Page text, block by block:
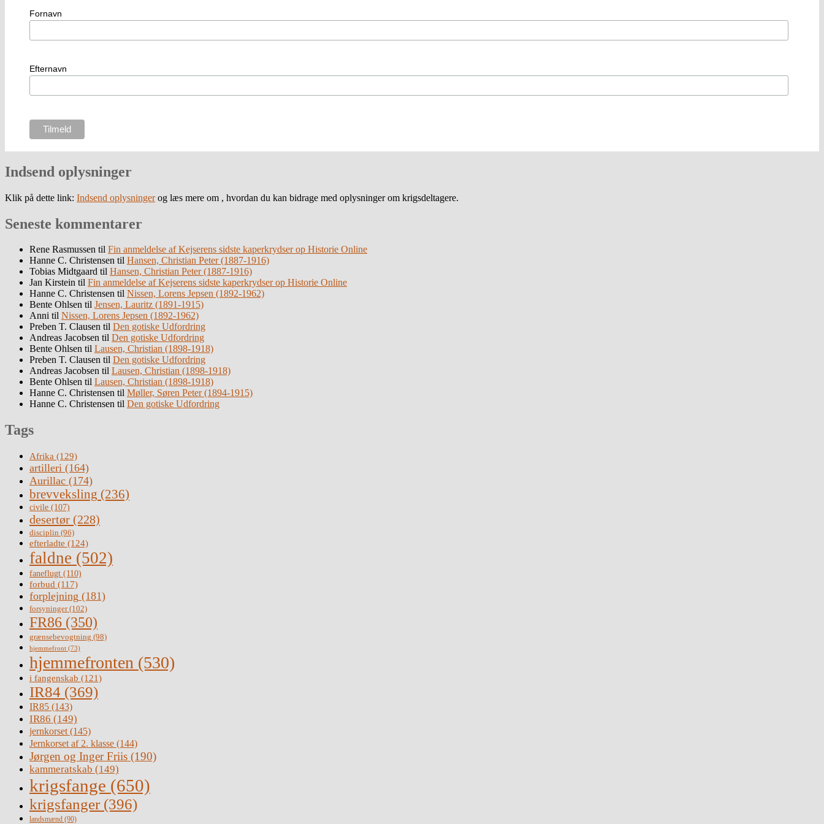
Fornavn
Efternavn
Indsend oplysninger
Klik på dette link: Indsend oplysningerog læs mere om , hvordan du kan bidrage med oplysninger om krigsdeltagere.
Seneste kommentarer
Rene Rasmussen til Fin anmeldelse af Kejserens sidste kaperkrydser op Historie Online
Hanne C. Christensen til Hansen, Christian Peter (1887-1916)
Tobias Midtgaard til Hansen, Christian Peter (1887-1916)
Jan Kirstein til Fin anmeldelse af Kejserens sidste kaperkrydser op Historie Online
Hanne C. Christensen til Nissen, Lorens Jepsen (1892-1962)
Bente Ohlsen til Jensen, Lauritz (1891-1915)
Anni til Nissen, Lorens Jepsen (1892-1962)
Preben T. Clausen til Den gotiske Udfordring
Andreas Jacobsen til Den gotiske Udfordring
Bente Ohlsen til Lausen, Christian (1898-1918)
Preben T. Clausen til Den gotiske Udfordring
Andreas Jacobsen til Lausen, Christian (1898-1918)
Bente Ohlsen til Lausen, Christian (1898-1918)
Hanne C. Christensen til Møller, Søren Peter (1894-1915)
Hanne C. Christensen til Den gotiske Udfordring
Tags
Afrika (129)
artilleri (164)
Aurillac (174)
brevveksling (236)
civile (107)
desertør (228)
disciplin (96)
efterladte (124)
faldne (502)
faneflugt (110)
forbud (117)
forplejning (181)
forsyninger(102)
FR86 (350)
grænsebevogtning (98)
hjemmefront (73)
hjemmefronten (530)
i fangenskab (121)
IR84 (369)
IR85 (143)
IR86 (149)
jernkorset(145)
Jernkorset af 2. klasse (144)
Jørgen og Inger Friis (190)
kammeratskab (149)
krigsfange (650)
krigsfanger (396)
landsmænd (90)